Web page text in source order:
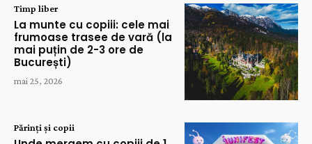
Timp liber
La munte cu copiii: cele mai
frumoase trasee de vară (la
mai puțin de 2-3 ore de
București)
mai 25, 2026
Părinți și copii